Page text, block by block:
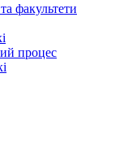
факультети
процес